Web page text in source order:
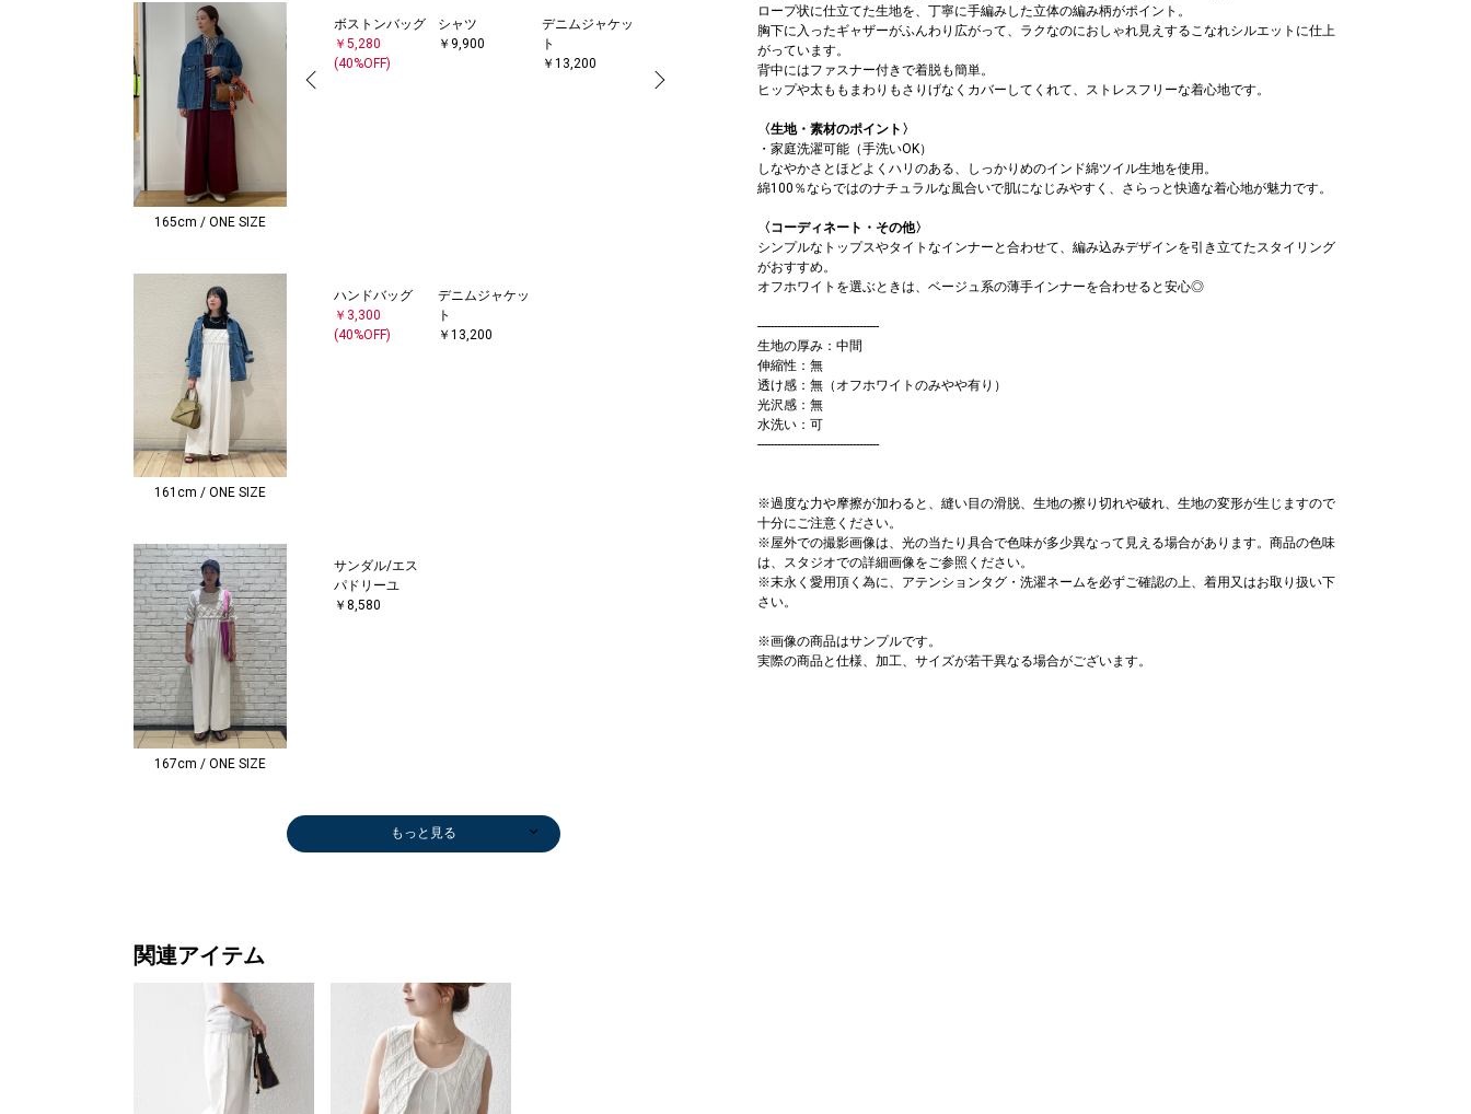
165cm / ONE SIZE
ボストンバッグ
￥5,280
(40%OFF)
シャツ
￥9,900
デニムジャケッ
ト
￥13,200
161cm / ONE SIZE
ハンドバッグ
￥3,300
(40%OFF)
デニムジャケッ
ト
￥13,200
167cm / ONE SIZE
サンダル/エス
パドリーユ
￥8,580
トートバッグ
￥5,500
ハット
￥4,400
バレエシュー
ズ/フラットシ
サンダル/エス
パドリーユ
メガネ/サング
ラス
サンダル/エス
パドリーユ
メガネ/サング
ラス
ソックス
￥1,309
￥11,550
ベルト/サスペ
ンダー
サンダル/エス
パドリーユ
もっと見る
関連アイテム
ロープ状に仕立てた生地を、丁寧に手編みした立体の編み柄がポイント。
胸下に入ったギャザーがふんわり広がって、ラクなのにおしゃれ見えするこなれシルエットに仕上
がっています。
背中にはファスナー付きで着脱も簡単。
ヒップや太ももまわりもさりげなくカバーしてくれて、ストレスフリーな着心地です。
〈生地・素材のポイント〉
・家庭洗濯可能（手洗いOK）
しなやかさとほどよくハリのある、しっかりめのインド綿ツイル生地を使用。
綿100％ならではのナチュラルな風合いで肌になじみやすく、さらっと快適な着心地が魅力です。
〈コーディネート・その他〉
シンプルなトップスやタイトなインナーと合わせて、編み込みデザインを引き立てたスタイリング
がおすすめ。
オフホワイトを選ぶときは、ベージュ系の薄手インナーを合わせると安心◎
-------------------------------------
生地の厚み：中間
伸縮性：無
透け感：無（オフホワイトのみやや有り）
光沢感：無
水洗い：可
-------------------------------------
※過度な力や摩擦が加わると、縫い目の滑脱、生地の擦り切れや破れ、生地の変形が生じますので
十分にご注意ください。
※屋外での撮影画像は、光の当たり具合で色味が多少異なって見える場合があります。商品の色味
は、スタジオでの詳細画像をご参照ください。
※末永く愛用頂く為に、アテンションタグ・洗濯ネームを必ずご確認の上、着用又はお取り扱い下
さい。
※画像の商品はサンプルです。
実際の商品と仕様、加工、サイズが若干異なる場合がございます。